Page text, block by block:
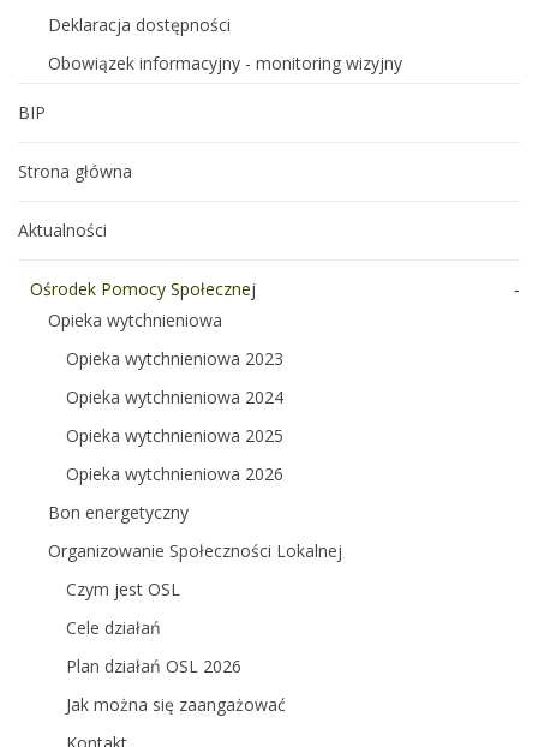
Deklaracja dostępności
Obowiązek informacyjny - monitoring wizyjny
BIP
Strona główna
Aktualności
Ośrodek Pomocy Społecznej
Opieka wytchnieniowa
Opieka wytchnieniowa 2023
Opieka wytchnieniowa 2024
Opieka wytchnieniowa 2025
Opieka wytchnieniowa 2026
Bon energetyczny
Organizowanie Społeczności Lokalnej
Czym jest OSL
Cele działań
Plan działań OSL 2026
Jak można się zaangażować